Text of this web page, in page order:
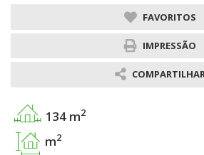
FAVORITOS
IMPRESSÃO
134 m2
m2